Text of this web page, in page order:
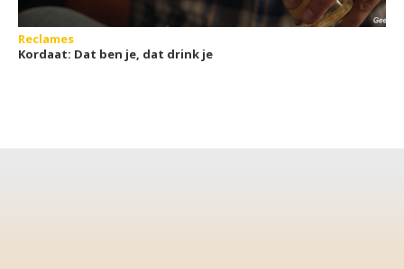
Reclames
Kordaat: Dat ben je, dat drink je